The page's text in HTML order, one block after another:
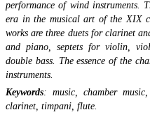
performance of wind instruments.
era in the musical art of the XIX
works are three duets for clarinet
and piano, septets for violin,
double bass. The essence of the
instruments.
Keywords: music, chamber
clarinet, timpani, flute.